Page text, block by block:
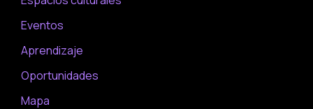
Eventos
Aprendizaje
Oportunidades
Mapa